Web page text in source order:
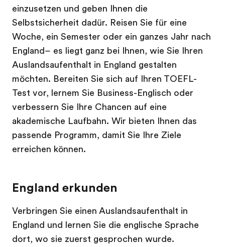
einzusetzen und geben Ihnen die
Selbstsicherheit dadür. Reisen Sie für eine
Woche, ein Semester oder ein ganzes Jahr nach
England– es liegt ganz bei Ihnen, wie Sie Ihren
Auslandsaufenthalt in England gestalten
möchten. Bereiten Sie sich auf Ihren TOEFL-
Test vor, lernem Sie Business-Englisch oder
verbessern Sie Ihre Chancen auf eine
akademische Laufbahn. Wir bieten Ihnen das
passende Programm, damit Sie Ihre Ziele
erreichen können.
England erkunden
Verbringen Sie einen Auslandsaufenthalt in
England und lernen Sie die englische Sprache
dort, wo sie zuerst gesprochen wurde.